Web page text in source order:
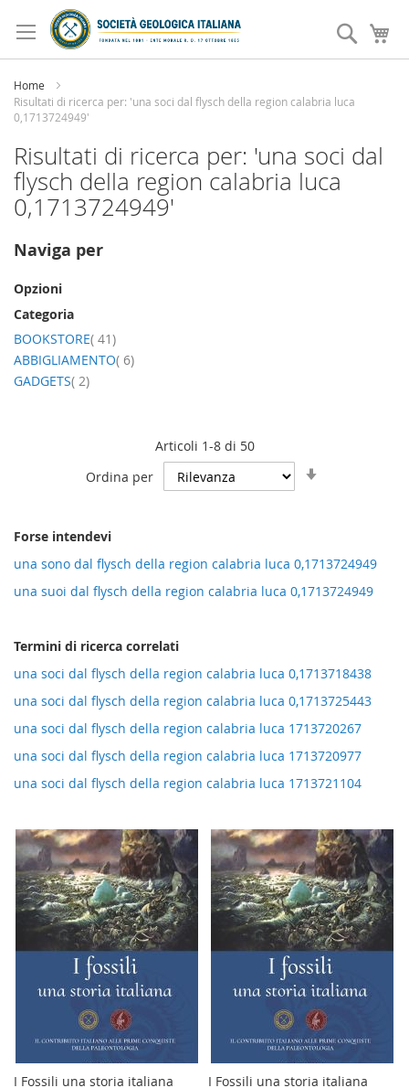
al
contenuto
Search
Home
Risultati di ricerca per: 'una soci dal flysch della region calabria luca
0,1713724949'
Risultati di ricerca per: 'una soci dal
flysch della region calabria luca
0,1713724949'
Articoli 1-8di 50
Ordina per
Forse intendevi
una sono dal flysch della region calabria luca 0,1713724949
una suoi dal flysch della region calabria luca 0,1713724949
Termini di ricerca correlati
una soci dal flysch della region calabria luca 0,1713718438
una soci dal flysch della region calabria luca 0,1713725443
una soci dal flysch della region calabria luca 1713720267
una soci dal flysch della region calabria luca 1713720977
una soci dal flysch della region calabria luca 1713721104
I Fossili una storia italiana
I Fossili una storia italiana
Naviga per
Opzioni
Categoria
BOOKSTORE 41elemento
ABBIGLIAMENTO 6elemento
GADGETS 2elemento